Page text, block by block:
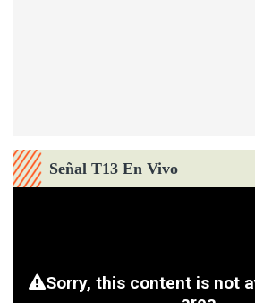
Señal T13 En Vivo